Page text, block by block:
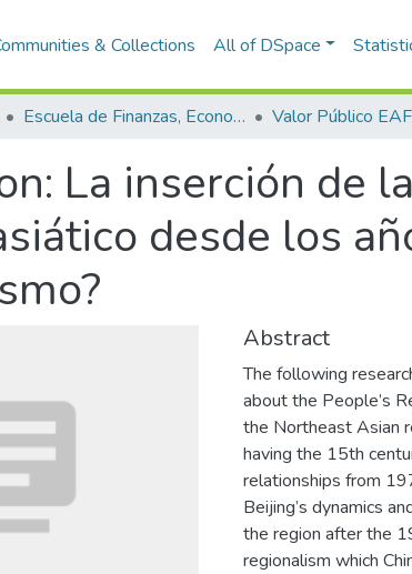
& Collections All of DSpace
Escuela de Finanzas, Economía y Gobierno Valor Público
La inserción de
desde los
Abstract
The following
about the People’s
the Northeast Asian
having the 15th
relationships from
Beijing’s dynamics
the region after the
regionalism which